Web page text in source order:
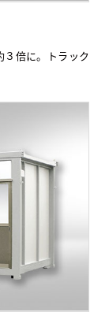
３倍に。トラック